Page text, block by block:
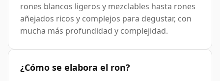
rones blancos ligeros y mezclables hasta rones
añejados ricos y complejos para degustar, con
mucha más profundidad y complejidad.
¿Cómo se elabora el ron?